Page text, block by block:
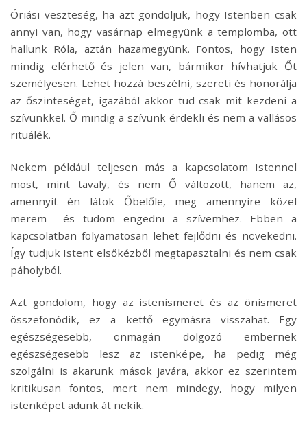
Óriási veszteség, ha azt gondoljuk, hogy Istenben csak
annyi van, hogy vasárnap elmegyünk a templomba, ott
hallunk Róla, aztán hazamegyünk. Fontos, hogy Isten
mindig elérhető és jelen van, bármikor hívhatjuk Őt
személyesen. Lehet hozzá beszélni, szereti és honorálja
az őszinteséget, igazából akkor tud csak mit kezdeni a
szívünkkel. Ő mindig a szívünk érdekli és nem a vallásos
rituálék.
Nekem például teljesen más a kapcsolatom Istennel
most, mint tavaly, és nem Ő változott, hanem az,
amennyit én látok Őbelőle, meg amennyire közel
merem és tudom engedni a szívemhez. Ebben a
kapcsolatban folyamatosan lehet fejlődni és növekedni.
Így tudjuk Istent elsőkézből megtapasztalni és nem csak
páholyból.
Azt gondolom, hogy az istenismeret és az önismeret
összefonódik, ez a kettő egymásra visszahat. Egy
egészségesebb, önmagán dolgozó embernek
egészségesebb lesz az istenképe, ha pedig még
szolgálni is akarunk mások javára, akkor ez szerintem
kritikusan fontos, mert nem mindegy, hogy milyen
istenképet adunk át nekik.